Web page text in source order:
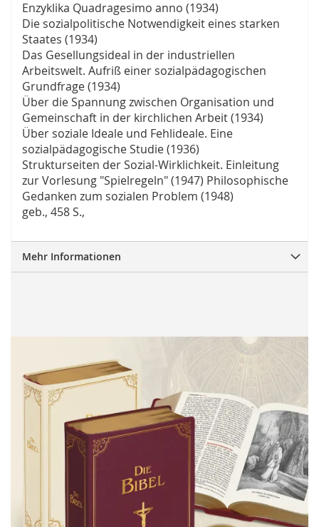
Enzyklika Quadragesimo anno (1934)
Die sozialpolitische Notwendigkeit eines starken
Staates (1934)
Das Gesellungsideal in der industriellen
Arbeitswelt. Aufriß einer sozialpädagogischen
Grundfrage (1934)
Über die Spannung zwischen Organisation und
Gemeinschaft in der kirchlichen Arbeit (1934)
Über soziale Ideale und Fehlideale. Eine
sozialpädagogische Studie (1936)
Strukturseiten der Sozial-Wirklichkeit. Einleitung
zur Vorlesung "Spielregeln" (1947) Philosophische
Gedanken zum sozialen Problem (1948)
geb., 458 S.,
Mehr Informationen